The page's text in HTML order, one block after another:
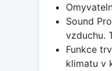
Sound
vzduchu.
Funkce
klimatu v